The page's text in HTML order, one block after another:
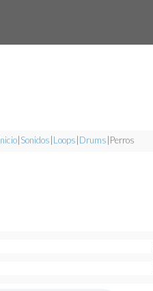
Sonidos Loops Drums Perros